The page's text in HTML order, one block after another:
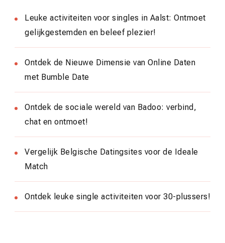
Leuke activiteiten voor singles in Aalst: Ontmoet
gelijkgestemden en beleef plezier!
Ontdek de Nieuwe Dimensie van Online Daten
met Bumble Date
Ontdek de sociale wereld van Badoo: verbind,
chat en ontmoet!
Vergelijk Belgische Datingsites voor de Ideale
Match
Ontdek leuke single activiteiten voor 30-plussers!